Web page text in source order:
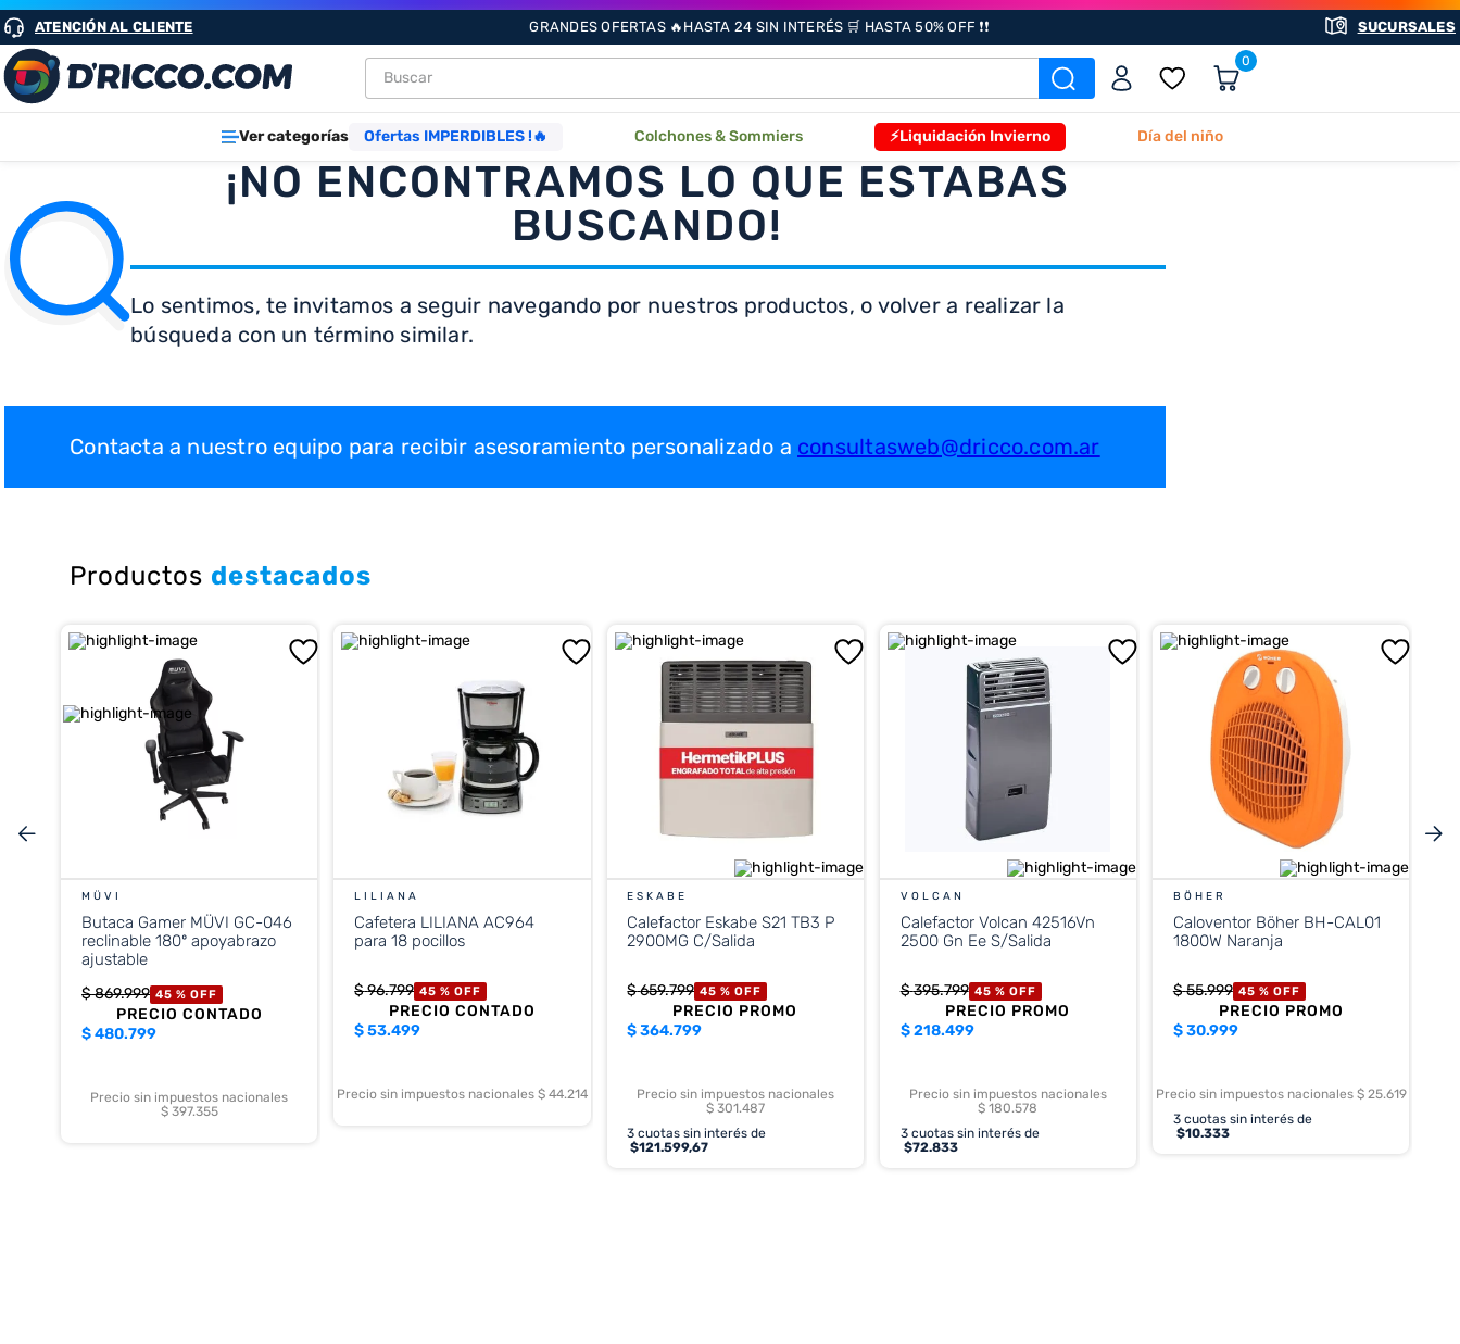
ATENCIÓN AL CLIENTE GRANDES OFERTAS 🔥HASTA 24 SIN INTERÉS 🛒 HASTA 50% OFF ❗❗ SUCURSALES
Buscar 0
Ver categorías Ofertas IMPERDIBLES !🔥 Colchones & Sommiers ⚡Liquidación Invierno Día del niño
¡NO ENCONTRAMOS LO QUE ESTABAS
BUSCANDO!
Lo sentimos, te invitamos a seguir navegando por nuestros productos, o volver a realizar la
búsqueda con un término similar.
Contacta a nuestro equipo para recibir asesoramiento personalizado a consultasweb@dricco.com.ar
Productos destacados
MÜVI
Butaca Gamer MÜVI GC-046
reclinable 180º apoyabrazo
ajustable
$869.999 45 % OFF
PRECIO CONTADO
$480.799
Precio sin impuestos nacionales
$ 397.355
LILIANA
Cafetera LILIANA AC964
para 18 pocillos
$96.799 45 % OFF
PRECIO CONTADO
$53.499
Precio sin impuestos nacionales $ 44.214
ESKABE
Calefactor Eskabe S21 TB3 P
2900MG C/Salida
$659.799 45 % OFF
PRECIO PROMO
$364.799
Precio sin impuestos nacionales
$ 301.487
3 cuotas sin interés de
$121.599,67
VOLCAN
Calefactor Volcan 42516Vn
2500 Gn Ee S/Salida
$395.799 45 % OFF
PRECIO PROMO
$218.499
Precio sin impuestos nacionales
$ 180.578
3cuotas sin interés de
$72.833
BÖHER
Caloventor Böher BH-CAL01
1800W Naranja
$55.999 45 % OFF
PRECIO PROMO
$30.999
Precio sin impuestos nacionales $ 25.619
3cuotas sin interés de
$10.333
TÉRMINOS MÁS BUSCADOS
1. heladeras
2. aires
4. cocinas
5 microondas
6